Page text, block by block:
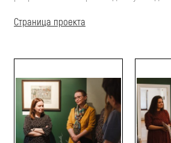
Страница проекта